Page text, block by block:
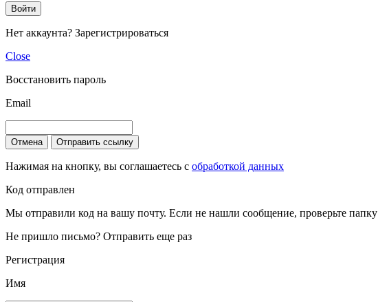
Войти
Нет аккаунта? Зарегистрироваться
Close
Восстановить пароль
Email
Отмена Отправить ссылку
Нажимая на кнопку, вы соглашаетесь с обработкой данных
Код отправлен
Мы отправили код на вашу почту. Если не нашли сообщение, проверьте
Не пришло письмо? Отправить еще раз
Регистрация
Имя